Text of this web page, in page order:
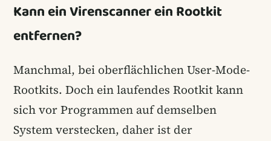
Kann ein Virenscanner ein Rootkit
entfernen?
Manchmal, bei oberflächlichen User-Mode-
Rootkits. Doch ein laufendes Rootkit kann
sich vor Programmen auf demselben
System verstecken, daher ist der